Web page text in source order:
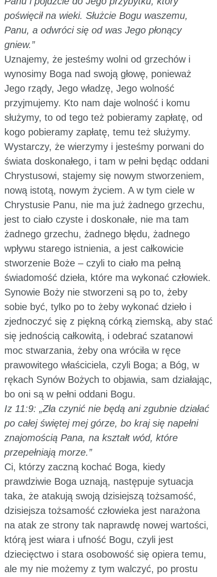
poświęcił na wieki. Służcie Bogu waszemu,
Panu, a odwróci się od was Jego płonący
gniew.”
Uznajemy, że jesteśmy wolni od grzechów i
wynosimy Boga nad swoją głowę, ponieważ
Jego rządy, Jego władzę, Jego wolność
przyjmujemy. Kto nam daje wolność i komu
służymy, to od tego też pobieramy zapłatę, od
kogo pobieramy zapłatę, temu też służymy.
Wystarczy, że wierzymy i jesteśmy porwani do
świata doskonałego, i tam w pełni będąc oddani
Chrystusowi, stajemy się nowym stworzeniem,
nową istotą, nowym życiem. A w tym ciele w
Chrystusie Panu, nie ma już żadnego grzechu,
jest to ciało czyste i doskonałe, nie ma tam
żadnego grzechu, żadnego błędu, żadnego
wpływu starego istnienia, a jest całkowicie
stworzenie Boże – czyli to ciało ma pełną
świadomość dzieła, które ma wykonać człowiek.
Synowie Boży nie stworzeni są po to, żeby
sobie być, tylko po to żeby wykonać dzieło i
zjednoczyć się z piękną córką ziemską, aby stać
się jednością całkowitą, i odebrać szatanowi
moc stwarzania, żeby ona wróciła w ręce
prawowitego właściciela, czyli Boga; a Bóg, w
rękach Synów Bożych to objawia, sam działając,
bo oni są w pełni oddani Bogu.
Iz 11:9: „Zła czynić nie będą ani zgubnie działać
po całej świętej mej górze, bo kraj się napełni
znajomością Pana, na kształt wód, które
przepełniają morze.”
Ci, którzy zaczną kochać Boga, kiedy
prawdziwie Boga uznają, następuje sytuacja
taka, że atakują swoją dzisiejszą tożsamość,
dzisiejsza tożsamość człowieka jest narażona
na atak ze strony tak naprawdę nowej wartości,
którą jest wiara i ufność Bogu, czyli jest
dziecięctwo i stara osobowość się opiera temu,
ale my nie możemy z tym walczyć, po prostu